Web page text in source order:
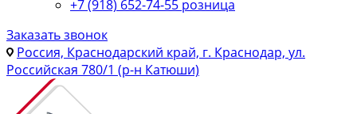
+7 (918) 652-74-55 розница
Заказать звонок
Россия, Краснодарский край, г. Краснодар, ул.
Российская 780/1 (р-н Катюши)